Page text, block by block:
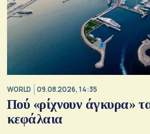
WORLD 09.08.2026, 14:35
Πού «ρίχνουν άγκυρα»
κεφάλαια